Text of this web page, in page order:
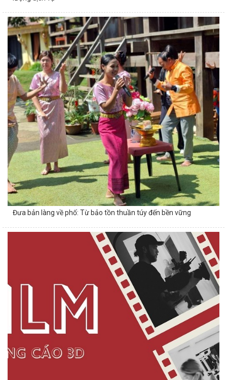
Đưa bản làng về phố: Từ bảo tồn thuần túy đến bền vững